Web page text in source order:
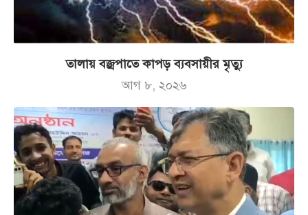
তালায় বজ্রপাতে কাপড় ব্যবসায়ীর মৃত্যু
আগ ৮, ২০২৬